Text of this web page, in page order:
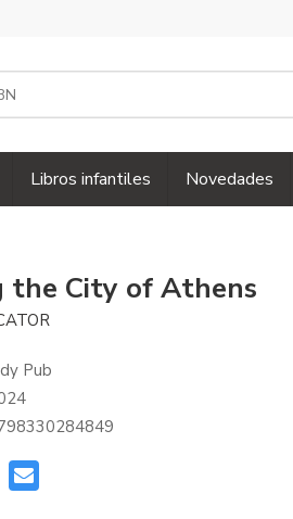
Libros infantiles Novedades
the City of Athens
Pub